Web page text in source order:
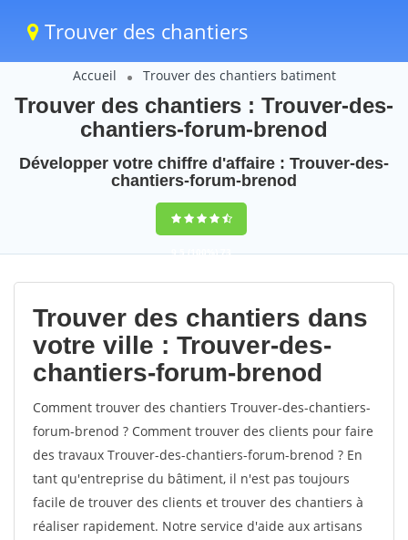
Trouver des chantiers
Accueil Trouver des chantiers batiment
Trouver des chantiers : Trouver-des-
chantiers-forum-brenod
Développer votre chiffre d'affaire : Trouver-des-
chantiers-forum-brenod
9,5(100%)73
votes
Trouver des chantiers dans
votre ville : Trouver-des-
chantiers-forum-brenod
Comment trouver des chantiers Trouver-des-chantiers-
forum-brenod ? Comment trouver des clients pour faire
des travaux Trouver-des-chantiers-forum-brenod ? En
tant qu'entreprise du bâtiment, il n'est pas toujours
facile de trouver des clients et trouver des chantiers à
réaliser rapidement. Notre service d'aide aux artisans